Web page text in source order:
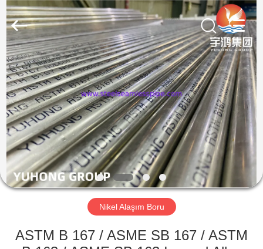
EV
ÜRÜN:%
S
HAKKIMIZDA
FABRIKA
2026
Yuhong
Group
Co.,Ltd.
Rights
Reserved.
Nikel Alaşım Boru
ASTM B 167 / ASME SB 167 / ASTM